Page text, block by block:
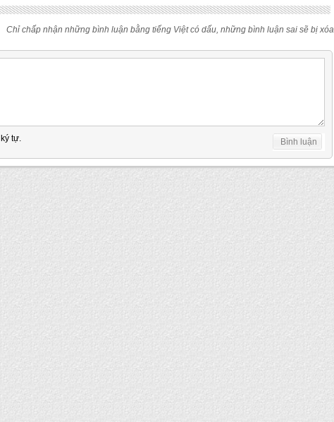
Chỉ chấp nhận những bình luận bằng tiếng Việt có dấu, những bình luận sai sẽ bị xóa
ký tự.